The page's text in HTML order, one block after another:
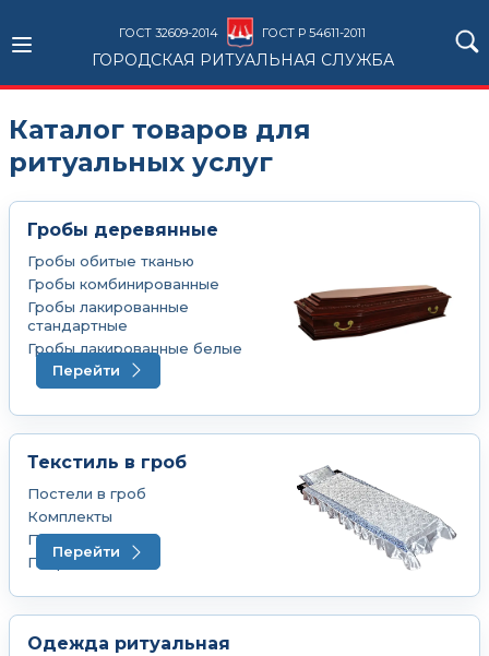
ГОСТ 32609-2014 ГОСТ Р 54611-2011
ГОРОДСКАЯ РИТУАЛЬНАЯ СЛУЖБА
Каталог товаров для
ритуальных услуг
Гробы деревянные
Гробы обитые тканью
Гробы комбинированные
Гробы лакированные
стандартные
Гробы лакированные белые
Перейти
Текcтиль в гроб
Постели в гроб
Комплекты
Подушки
Покрывала
Перейти
Одежда ритуальная